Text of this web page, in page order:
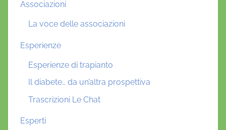
Associazioni
La voce delle associazioni
Esperienze
Esperienze di trapianto
Il diabete… da un’altra prospettiva
Trascrizioni Le Chat
Esperti